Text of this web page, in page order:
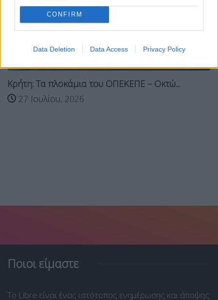
CONFIRM
Data Deletion Data Access Privacy Policy
Κρήτη: Τα πλοκάμια του ΟΠΕΚΕΠΕ – Οκτώ...
27 Ιουλίου, 2026
Ποιοι είμαστε
Το Libre είναι ένας ιστότοπος ενημέρωσης και άποψης